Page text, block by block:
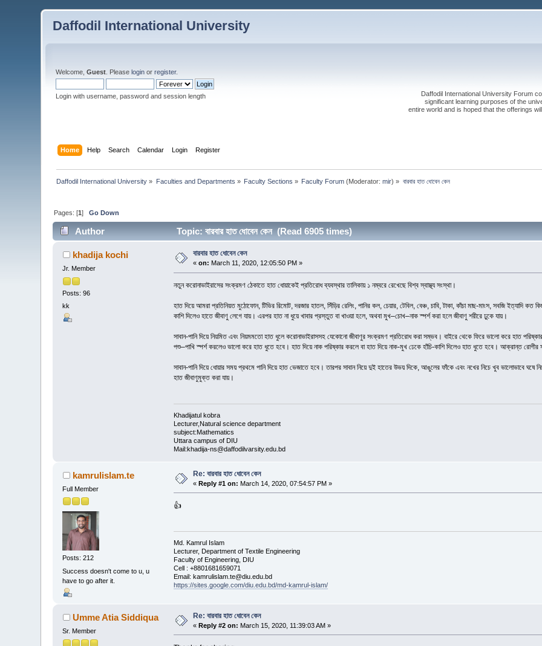
Daffodil International University
Welcome,Guest . Pleaselogin orregister.
Login with username, password and session length
Daffodil International University Forum
significant learning purposes of the
entire world and is hoped that the offerings
Home Help Search Calendar Login Register
Daffodil International University » Faculties and Departments » Faculty Sections » Faculty Forum (Moderator:mir) » বারবার হাত ধোবেন কেন
Pages: [1]Go Down
Author Topic: বারবার হাত ধোবেন কেন (Read 6905 times)
khadija kochi
Jr. Member
Posts: 96
kk
বারবার হাত ধোবেন কেন
«on: March 11, 2020, 12:05:50 PM »
নতুন করোনাভাইরাসের সংক্রমণ ঠেকাতে হাত ধোয়াকেই প্রতিরোধ ব্যবস্থার তালিকায় ১ নম্বরে রেখেছে বিশ্ব স্বাস্থ্য সংস্থা।
হাত দিয়ে আমরা প্রতিনিয়ত মুঠোফোন, টিভির রিমোট, দরজার হাতল, সিঁড়ির রেলিং, পানির কল, চেয়ার, টেবিল, বেঞ্চ, চাবি, টাকা, কাঁচা মাছ-মাংস, সবজি ইত্যাদি
কাশি দিলেও হাতে জীবাণু লেগে যায়। এরপর হাত না ধুয়ে খাবার প্রস্তুত বা খাওয়া হলে, অথবা মুখ–চোখ–নাক স্পর্শ করা হলে জীবাণু শরীরে ঢুকে যায়।
সাবান-পানি দিয়ে নিয়মিত এবং নিয়মমতো হাত ধুলে করোনাভাইরাসসহ যেকোনো জীবাণুর সংক্রমণ প্রতিরোধ করা সম্ভব। বাইরে থেকে ফিরে ভালো করে হাত
পশু–পাখি স্পর্শ করলেও ভালো করে হাত ধুতে হবে। হাত দিয়ে নাক পরিষ্কার করলে বা হাত দিয়ে নাক-মুখ ঢেকে হাঁচি-কাশি দিলেও হাত ধুতে হবে। আক্রান্ত রোগীর
সাবান-পানি দিয়ে ধোয়ার সময় প্রথমে পানি দিয়ে হাত ভেজাতে হবে। তারপর সাবান নিয়ে দুই হাতের উভয় দিকে, আঙুলের ফাঁকে এবং নখের নিচে খুব ভালোভাবে ঘষে
হাত জীবাণুমুক্ত করা যায়।
Khadijatul kobra
Lecturer,Natural science department
subject:Mathematics
Uttara campus of DIU
Mail:khadija-ns@daffodilvarsity.edu.bd
kamrulislam.te
Full Member
Posts: 212
Success doesn't come to u, u
have to go after it.
Re: বারবার হাত ধোবেন কেন
«Reply #1 on: March 14, 2020, 07:54:57 PM »
👍
Md. Kamrul Islam
Lecturer, Department of Textile Engineering
Faculty of Engineering, DIU
Cell : +8801681659071
Email: kamrulislam.te@diu.edu.bd
https://sites.google.com/diu.edu.bd/md-kamrul-islam/
Umme Atia Siddiqua
Sr. Member
Re: বারবার হাত ধোবেন কেন
«Reply #2 on: March 15, 2020, 11:39:03 AM »